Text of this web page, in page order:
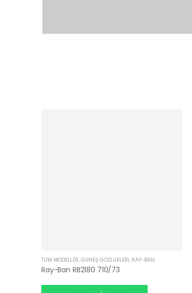
TÜM MODELLER, GÜNEŞ GÖZLÜKLERI, RAY-BAN
Ray-Ban RB2180 710/73